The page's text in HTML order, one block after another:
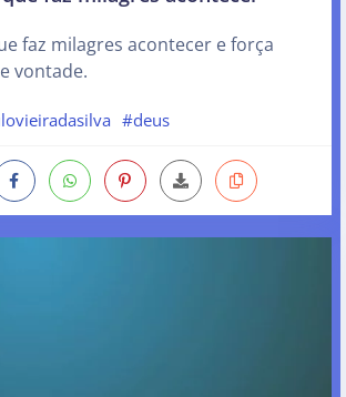
faz milagres acontecer e força
vontade.
#deus